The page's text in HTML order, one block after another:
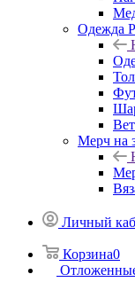
Одежда
Мерч на
Личный
Корзина0